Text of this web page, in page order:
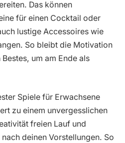
Das können
für einen Cocktail oder
lustige Accessoires wie
So bleibt die Motivation
um am Ende als
Spiele für Erwachsene
zu einem unvergesslichen
freien Lauf und
deinen Vorstellungen. So